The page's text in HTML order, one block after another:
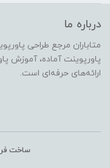
درباره ما
متاباران مرجع طراحی
ارائه‌های حرفه‌ای است.
ساخت